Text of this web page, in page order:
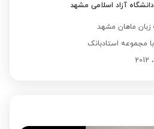
آزاد اسلامی مشهد
مجموعه استادبانک